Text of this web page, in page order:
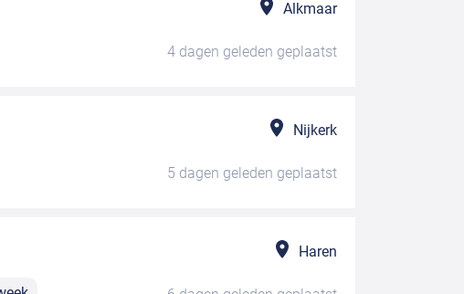
Alkmaar
4 dagen geleden geplaatst
Nijkerk
5 dagen geleden geplaatst
Haren